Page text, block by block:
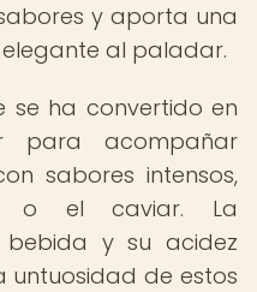
y aporta una
al paladar.
se ha convertido en
para acompañar
sabores intensos,
o el caviar. La
bebida y su acidez
de estos